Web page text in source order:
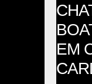
EM